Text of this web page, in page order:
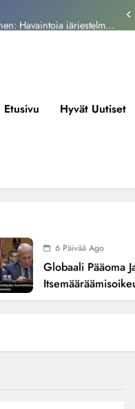
valuvioista
Haitari3
Etusivu Hyvät Uutiset
6 Päivää Ago
Globaali Pääoma Ja
Järjestelmän